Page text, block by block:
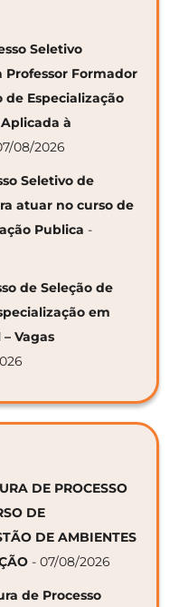
Seletivo
Formador
de Especialização
à
08/2026
Seletivo de
atuar no curso de
Publica -
de Seleção de
em
Vagas
DE PROCESSO
DE
DE AMBIENTES
- 07/08/2026
de Processo